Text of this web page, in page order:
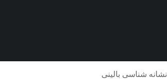
نشانه شناسی بالینی